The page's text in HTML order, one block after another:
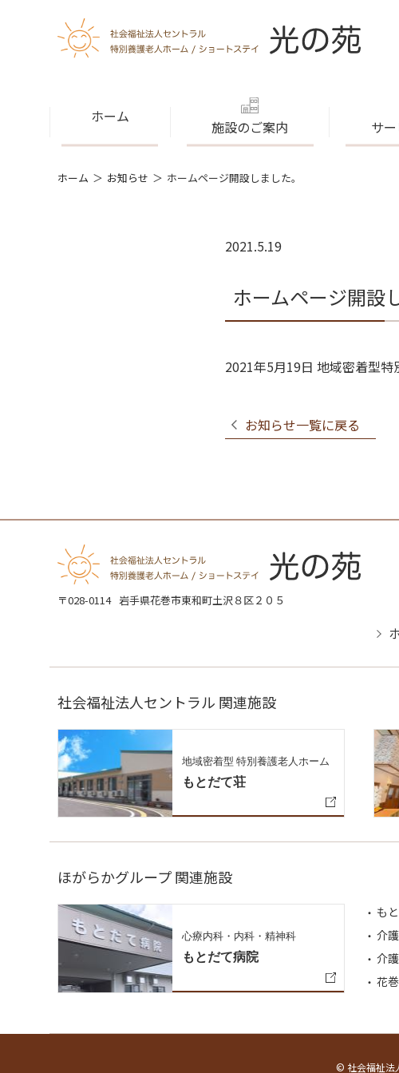
ホーム
施設のご案内 サ
ホーム お知らせ ホームページ開設しました。
2021.5.19
ホームページ開設
2021年5月19日 地域密着型特
お知らせ一覧に戻る
〒028-0114 岩手県花巻市東和町土沢８区２０５
社会福祉法人セントラル 関連施設
地域密着型 特別養護老人ホーム
もとだて荘
ほがらかグループ 関連施設
心療内科・内科・精神科
もとだて病院
も
介
介
花
© 社会福祉法